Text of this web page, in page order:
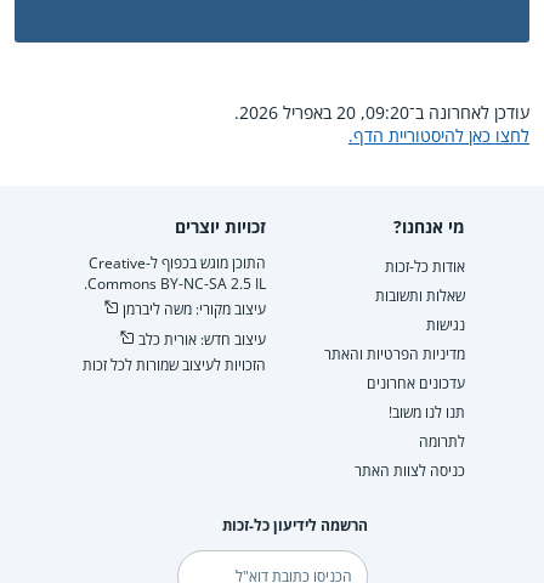
עודכן לאחרונה ב־09:20, 20 באפריל 2026.
לחצו כאן להיסטוריית הדף.
מי אנחנו?
אודות כל-זכות
שאלות ותשובות
נגישות
מדיניות הפרטיות והאתר
עדכונים אחרונים
תנו לנו משוב!
לתרומה
כניסה לצוות האתר
זכויות יוצרים
התוכן מוגש בכפוף ל-Creative
Commons BY-NC-SA 2.5 IL.
עיצוב מקורי: משה ליברמן
עיצוב חדש: אורית כלב
הזכויות לעיצוב שמורות לכל זכות
הרשמה לידיעון כל-זכות
דוא"ל